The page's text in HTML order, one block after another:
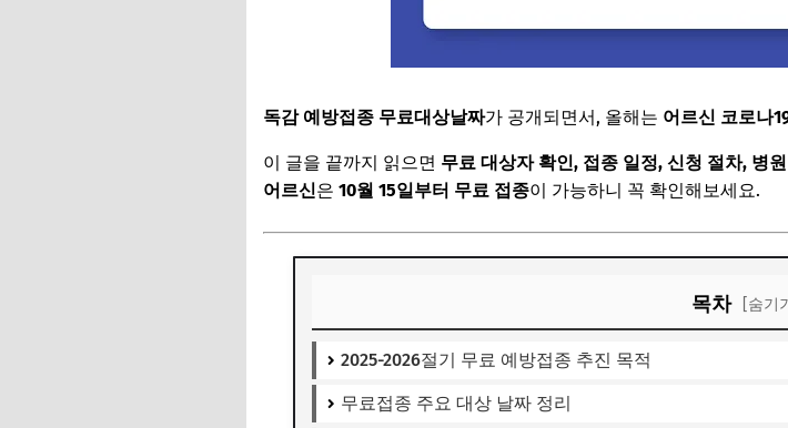
독감 예방접종 무료대상날짜가 공개되면서, 올해는 어르신 코로나
이 글을 끝까지 읽으면 무료 대상자 확인, 접종 일정, 신청 절차, 병
어르신은 10월 15일부터 무료 접종이 가능하니 꼭 확인해보세요.
목차 [숨기
2025-2026절기 무료 예방접종 추진 목적
무료접종 주요 대상 날짜 정리